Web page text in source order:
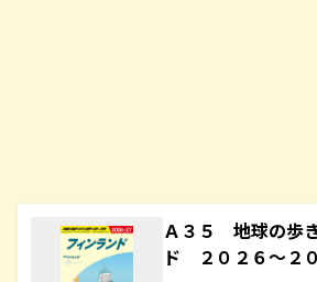
Ａ３５ 地球の歩
ド ２０２６～２